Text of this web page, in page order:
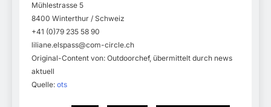
Mühlestrasse 5
8400 Winterthur / Schweiz
+41 (0)79 235 58 90
liliane.elspass@com-circle.ch
Original-Content von: Outdoorchef, übermittelt durch news
aktuell
Quelle: ots